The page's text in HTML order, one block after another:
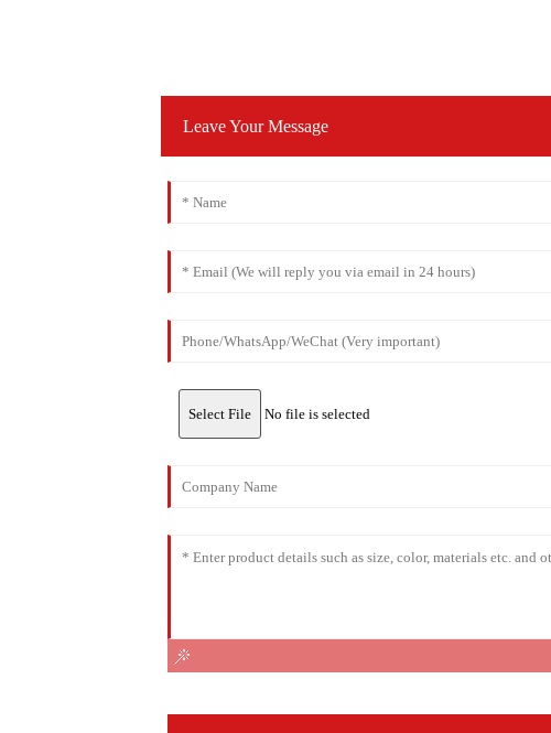
Leave Your Message
Select File No file is selected